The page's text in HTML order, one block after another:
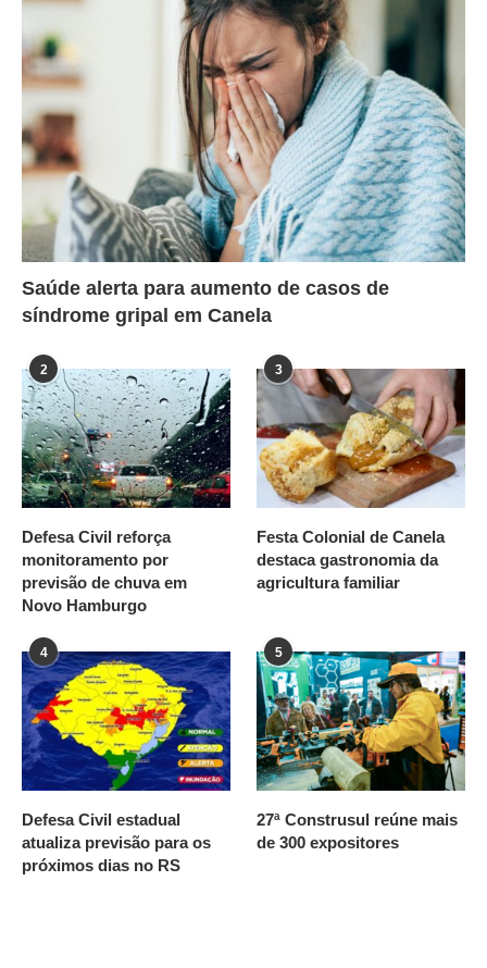
Saúde alerta para aumento de casos de
síndrome gripal em Canela
2
Defesa Civil reforça
monitoramento por
previsão de chuva em
Novo Hamburgo
3
Festa Colonial de Canela
destaca gastronomia da
agricultura familiar
4
Defesa Civil estadual
atualiza previsão para os
próximos dias no RS
5
27ª Construsul reúne mais
de 300 expositores